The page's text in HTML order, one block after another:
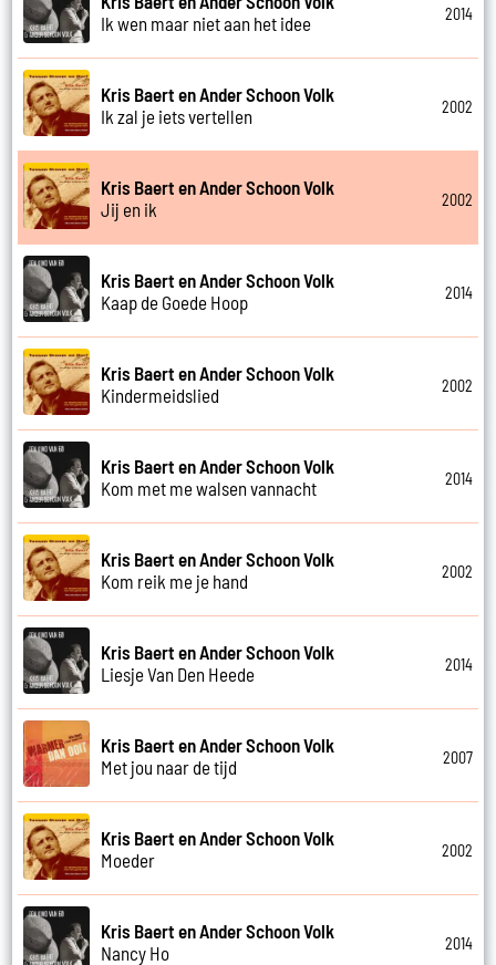
Ik wen maar niet aan het idee
2014
Kris Baert en Ander Schoon Volk
Ik zal je iets vertellen
2002
Kris Baert en Ander Schoon Volk
Jij en ik
2002
Kris Baert en Ander Schoon Volk
Kaap de Goede Hoop
2014
Kris Baert en Ander Schoon Volk
Kindermeidslied
2002
Kris Baert en Ander Schoon Volk
Kom met me walsen vannacht
2014
Kris Baert en Ander Schoon Volk
Kom reik me je hand
2002
Kris Baert en Ander Schoon Volk
Liesje Van Den Heede
2014
Kris Baert en Ander Schoon Volk
Met jou naar de tijd
2007
Kris Baert en Ander Schoon Volk
Moeder
2002
Kris Baert en Ander Schoon Volk
Nancy Ho
2014